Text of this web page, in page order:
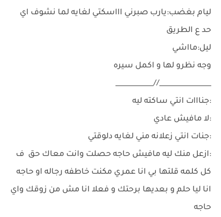
ليام بغضب:يارب صبرني اااسكتي لغايه لما نشوف اي
حد ع الطريق
ليل:مااشي
وجه نظرو لها و اكمل سيره
_______________//___________
:جنااات انتي ساكته ليه
:لا مافيش عادي
:جنات انتي زعلانه مني لغايه دلوقتي
:ازعل منك ليه مافيش حاجه حصلت وانت معاك حق ف
كل كلمه قلتها بي انا عمري مكنت خاطفه رجاله او حاجه
انا ليا حلم و بعديها برحتك و فعلا انا مش من زوقك واي
حاجه